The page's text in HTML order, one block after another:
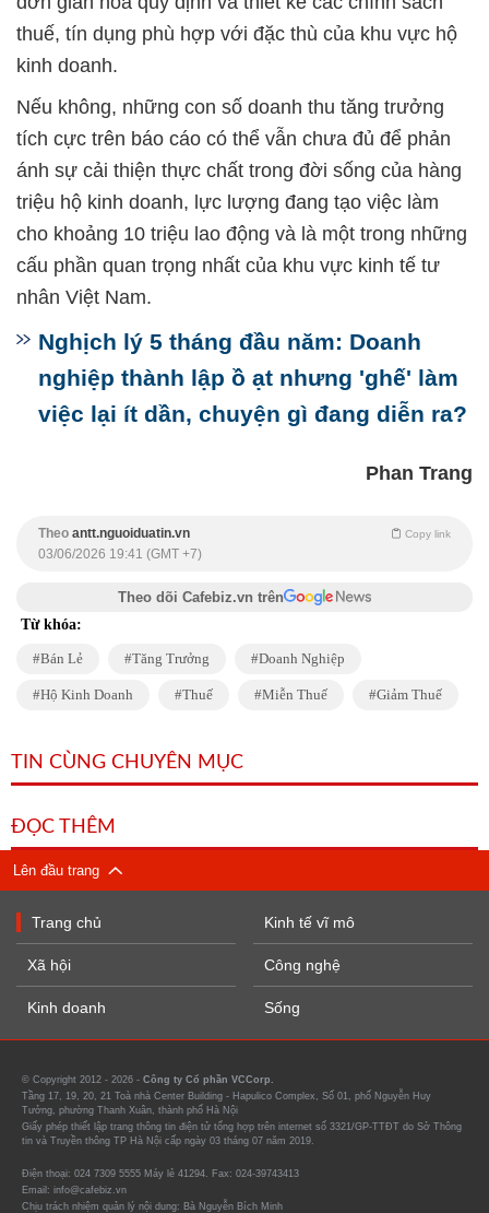
thuế, tín dụng phù hợp với đặc thù của khu vực hộ
kinh doanh.
Nếu không, những con số doanh thu tăng trưởng
tích cực trên báo cáo có thể vẫn chưa đủ để phản
ánh sự cải thiện thực chất trong đời sống của hàng
triệu hộ kinh doanh, lực lượng đang tạo việc làm
cho khoảng 10 triệu lao động và là một trong những
cấu phần quan trọng nhất của khu vực kinh tế tư
nhân Việt Nam.
Nghịch lý 5 tháng đầu năm: Doanh
nghiệp thành lập ồ ạt nhưng 'ghế' làm
việc lại ít dần, chuyện gì đang diễn ra?
Phan Trang
Theo antt.nguoiduatin.vn Copy link
03/06/2026 19:41 (GMT +7)
Theo dõi Cafebiz.vn trên
Từ khóa:
Bán Lẻ Tăng Trưởng Doanh Nghiệp
Hộ Kinh Doanh Thuế Miễn Thuế Giảm Thuế
TIN CÙNG CHUYÊN MỤC
ĐỌC THÊM
Lên đầu trang
Trang chủ
Xã hội
Kinh doanh
Kinh tế vĩ mô
Công nghệ
Sống
© Copyright 2012 - 2026 - Công ty Cổ phần VCCorp.
Tầng 17, 19, 20, 21 Toà nhà Center Building - Hapulico Complex, Số 01, phố Nguyễn Huy
Tưởng, phường Thanh Xuân, thành phố Hà Nội
Giấy phép thiết lập trang thông tin điện tử tổng hợp trên internet số 3321/GP-TTĐT do Sở Thông
tin và Truyền thông TP Hà Nội cấp ngày 03 tháng 07 năm 2019.
Điện thoại: 024 7309 5555 Máy lẻ 41294. Fax: 024-39743413
Email: info@cafebiz.vn
Chịu trách nhiệm quản lý nội dung: Bà Nguyễn Bích Minh